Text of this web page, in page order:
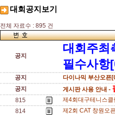
대회공지보기
전체 자료수 : 895 건
공지
대회주최
필수사항
공지
다이나믹 부산오픈
공지
게시판 사용 안내 -
815
제4회대구테니스
814
제2회 CAT 창원오